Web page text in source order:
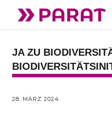
JA ZU
28. MÄRZ 2024